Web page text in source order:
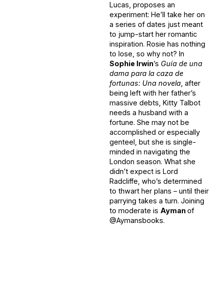
Lucas, proposes an
experiment: He’ll take her on
a series of dates just meant
to jump-start her romantic
inspiration. Rosie has nothing
to lose, so why not? In
Sophie Irwin’s Guía de una
dama para la caza de
fortunas: Una novela, after
being left with her father’s
massive debts, Kitty Talbot
needs a husband with a
fortune. She may not be
accomplished or especially
genteel, but she is single-
minded in navigating the
London season. What she
didn’t expect is Lord
Radcliffe, who’s determined
to thwart her plans – until their
parrying takes a turn. Joining
to moderate is Aymanof
@Aymansbooks.